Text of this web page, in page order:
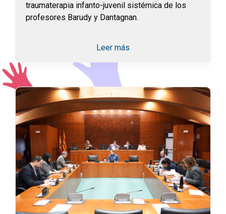
traumaterapia infanto-juvenil sistémica de los
profesores Barudy y Dantagnan.
Leer más